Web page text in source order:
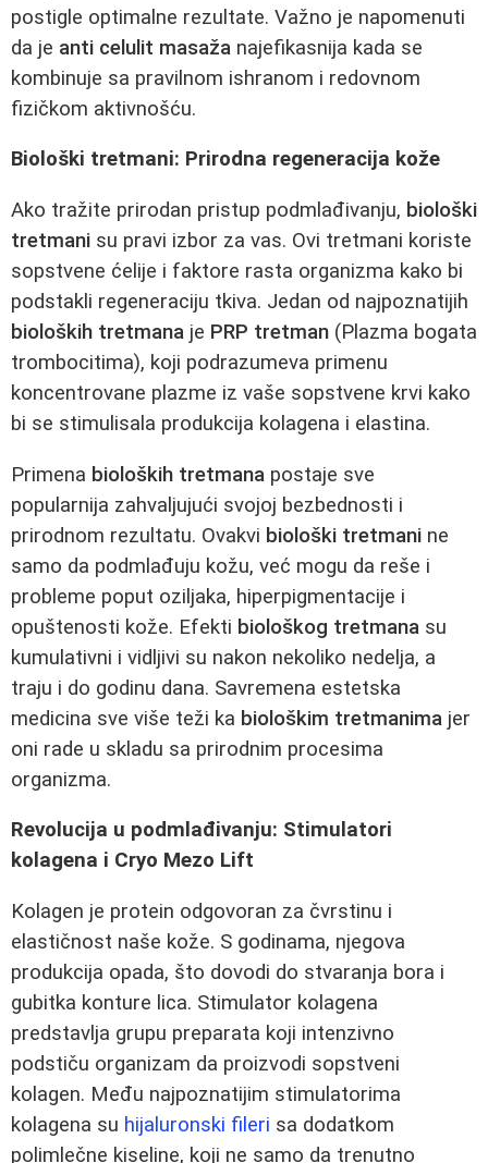
postigle optimalne rezultate. Važno je napomenuti
da je anti celulit masaža najefikasnija kada se
kombinuje sa pravilnom ishranom i redovnom
fizičkom aktivnošću.
Biološki tretmani: Prirodna regeneracija kože
Ako tražite prirodan pristup podmlađivanju, biološki
tretmani su pravi izbor za vas. Ovi tretmani koriste
sopstvene ćelije i faktore rasta organizma kako bi
podstakli regeneraciju tkiva. Jedan od najpoznatijih
bioloških tretmana je PRP tretman (Plazma bogata
trombocitima), koji podrazumeva primenu
koncentrovane plazme iz vaše sopstvene krvi kako
bi se stimulisala produkcija kolagena i elastina.
Primena bioloških tretmana postaje sve
popularnija zahvaljujući svojoj bezbednosti i
prirodnom rezultatu. Ovakvi biološki tretmani ne
samo da podmlađuju kožu, već mogu da reše i
probleme poput oziljaka, hiperpigmentacije i
opuštenosti kože. Efekti biološkog tretmana su
kumulativni i vidljivi su nakon nekoliko nedelja, a
traju i do godinu dana. Savremena estetska
medicina sve više teži ka biološkim tretmanima jer
oni rade u skladu sa prirodnim procesima
organizma.
Revolucija u podmlađivanju: Stimulatori
kolagena i Cryo Mezo Lift
Kolagen je protein odgovoran za čvrstinu i
elastičnost naše kože. S godinama, njegova
produkcija opada, što dovodi do stvaranja bora i
gubitka konture lica. Stimulator kolagena
predstavlja grupu preparata koji intenzivno
podstiču organizam da proizvodi sopstveni
kolagen. Među najpoznatijim stimulatorima
kolagena su hijaluronski fileri sa dodatkom
polimlečne kiseline, koji ne samo da trenutno